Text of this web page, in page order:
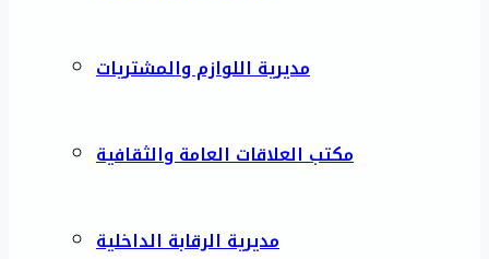
مديرية اللوازم والمشتريات
مكتب العلاقات العامة والثقافية
مديرية الرقابة الداخلية